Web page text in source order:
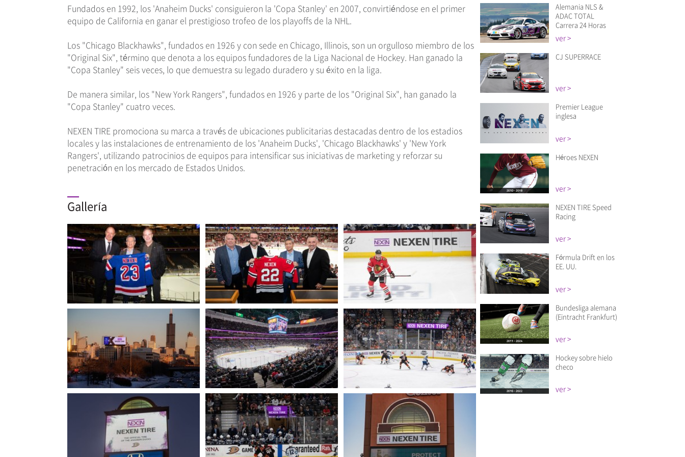
Fundados en 1992, los 'Anaheim Ducks' consiguieron la 'Copa Stanley' en 2007, convirtiéndose en el primer
equipo de California en ganar el prestigioso trofeo de los playoffs de la NHL.
Los "Chicago Blackhawks", fundados en 1926 y con sede en Chicago, Illinois, son un orgulloso miembro de los
"Original Six", término que denota a los equipos fundadores de la Liga Nacional de Hockey. Han ganado la
"Copa Stanley" seis veces, lo que demuestra su legado duradero y su éxito en la liga.
De manera similar, los "New York Rangers", fundados en 1926 y parte de los "Original Six", han ganado la
"Copa Stanley" cuatro veces.
NEXEN TIRE promociona su marca a través de ubicaciones publicitarias destacadas dentro de los estadios
locales y las instalaciones de entrenamiento de los 'Anaheim Ducks', 'Chicago Blackhawks' y 'New York
Rangers', utilizando patrocinios de equipos para intensificar sus iniciativas de marketing y reforzar su
penetración en los mercado de Estados Unidos.
Gallería
Cerca
Cerca
Cerca
Alemania NLS &
ADAC TOTAL
Carrera 24 Horas
ver >
CJ SUPERRACE
ver >
Premier League
inglesa
ver >
Héroes NEXEN
ver >
NEXEN TIRE Speed
Racing
ver >
Fórmula Drift en los
EE. UU.
ver >
Bundesliga alemana
(Eintracht Frankfurt)
ver >
Hockey sobre hielo
checo
ver >